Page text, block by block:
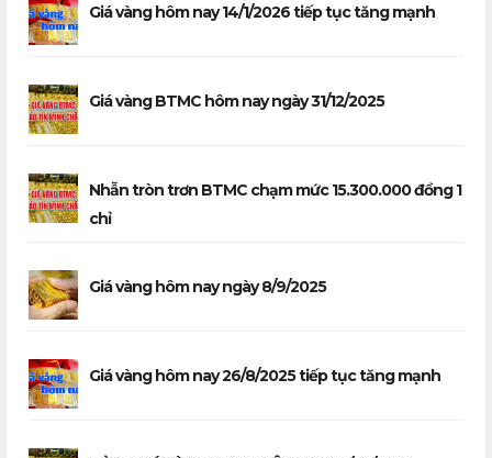
Giá vàng hôm nay 14/1/2026 tiếp tục tăng mạnh
Giá vàng BTMC hôm nay ngày 31/12/2025
Nhẫn tròn trơn BTMC chạm mức 15.300.000 đồng 1
chỉ
Giá vàng hôm nay ngày 8/9/2025
Giá vàng hôm nay 26/8/2025 tiếp tục tăng mạnh